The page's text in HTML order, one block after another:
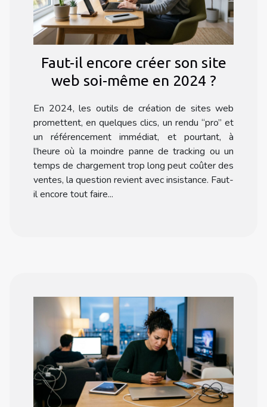
Faut-il encore créer son site
web soi-même en 2024 ?
En 2024, les outils de création de sites web
promettent, en quelques clics, un rendu “pro” et
un référencement immédiat, et pourtant, à
l’heure où la moindre panne de tracking ou un
temps de chargement trop long peut coûter des
ventes, la question revient avec insistance. Faut-
il encore tout faire...